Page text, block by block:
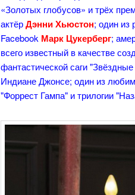
«Золотых глобусов» и трёх
актёрДэнни Хьюстон; один из
Facebook Марк Цукерберг;
всего известный в качестве
фантастической саги
Индиане Джонсе; один из
"Форрест Гампа" и трилогии